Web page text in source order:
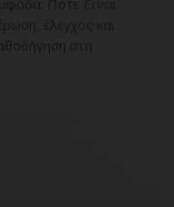
έλεγχος και
στη